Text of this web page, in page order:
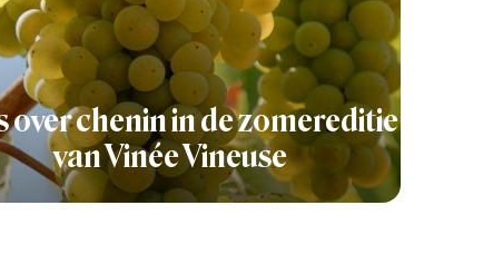
over chenin in de zomereditie
van Vinée Vineuse